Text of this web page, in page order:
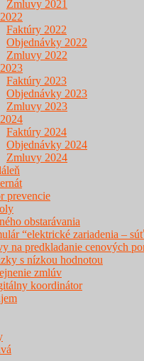
Zmluvy 2021
Faktúry 2022
Objednávky 2022
Zmluvy 2022
Faktúry 2023
Objednávky 2023
Zmluvy 2023
Faktúry 2024
Objednávky 2024
Zmluvy 2024
prevencie
obstarávania
“elektrické zariadenia –
na predkladanie cenových
s nízkou hodnotou
zmlúv
koordinátor